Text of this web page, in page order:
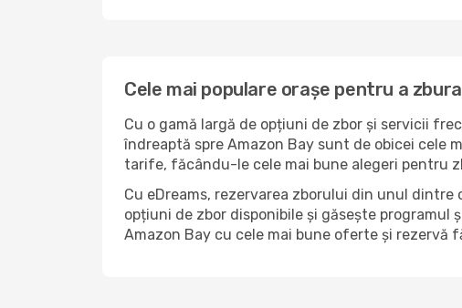
Cele mai populare orașe pentru a
Cu o gamă largă de opțiuni de zbor și servicii
îndreaptă spre Amazon Bay sunt de obicei cele
tarife, făcându-le cele mai bune alegeri pentru
Cu eDreams, rezervarea zborului din unul dintre
opțiuni de zbor disponibile și găsește
Amazon Bay cu cele mai bune oferte și rezervă